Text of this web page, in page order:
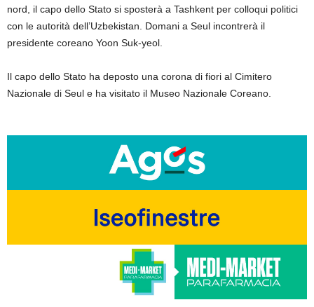
nord, il capo dello Stato si sposterà a Tashkent per colloqui politici
con le autorità dell’Uzbekistan. Domani a Seul incontrerà il
presidente coreano Yoon Suk-yeol.
Il capo dello Stato ha deposto una corona di fiori al Cimitero
Nazionale di Seul e ha visitato il Museo Nazionale Coreano.